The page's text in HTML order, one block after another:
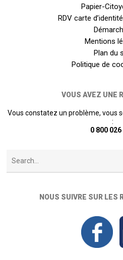
Papier-
RDV carte
Mentions
Plan du
Politique de
VOUS AVEZ UNE
Vous constatez un problème, vous
:
0 800
NOUS SUIVRE SUR LES